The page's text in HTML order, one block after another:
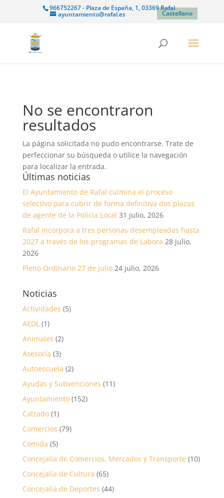
966752267 - Plaza de España, 1, 03369 Rafal
ayuntamiento@rafal.es Castellano
No se encontraron
resultados
La página solicitada no pudo encontrarse. Trate de
perfeccionar su búsqueda o utilice la navegación
para localizar la entrada.
Últimas noticias
El Ayuntamiento de Rafal culmina el proceso
selectivo para cubrir de forma definitiva dos plazas
de agente de la Policía Local 31 julio, 2026
Rafal incorpora a tres personas desempleadas hasta
2027 a través de los programas de Labora 28 julio,
2026
Pleno Ordinario 27 de julio 24 julio, 2026
Noticias
Actividades (5)
AEDL(1)
Animales (2)
Asesoría (3)
Autoescuela (2)
Ayudas y Subvenciones (11)
Ayuntamiento(152)
Calzado(1)
Comercios (79)
Comida (5)
Concejalía de Comercios, Mercados y Transporte (10)
Concejalía de Cultura (65)
Concejalía de Deportes (44)